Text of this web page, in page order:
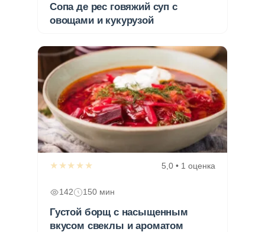
Сопа де рес говяжий суп с
овощами и кукурузой
★★★★★ 5,0 • 1 оценка
142 150 мин
Густой борщ с насыщенным
вкусом свеклы и ароматом